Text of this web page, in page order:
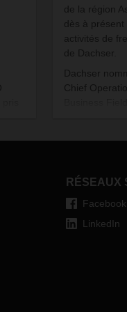
de la région
dès à présent
activités de
de Dachser.
Dachser
Chief
RÉSEAUX
Facebook
LinkedIn